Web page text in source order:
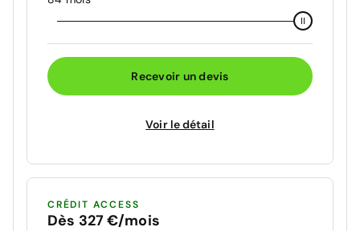
Recevoir un devis
Voir le détail
CRÉDIT ACCESS
Dès 327 €/mois